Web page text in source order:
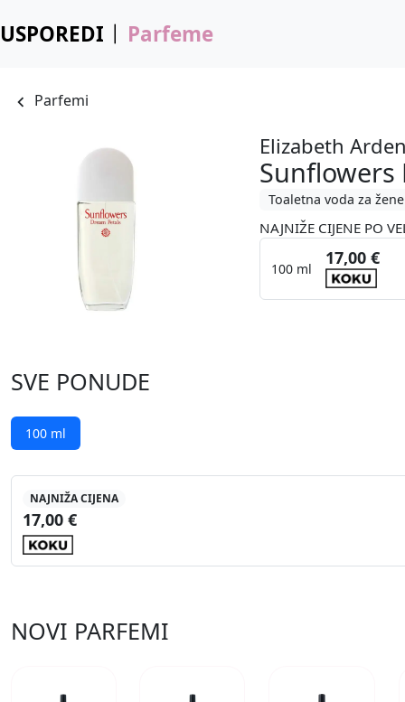
USPOREDI Parfeme
Parfemi
Elizabeth
Sunflowers
Toaletna voda za žene
NAJNIŽE CIJENE PO
100 ml
17,00 €
SVE PONUDE
100 ml
NAJNIŽA CIJENA
17,00 €
NOVI PARFEMI